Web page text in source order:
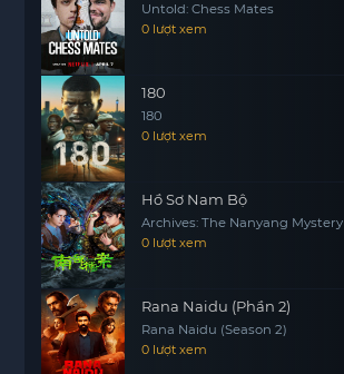
Untold: Chess Mates
0 lượt xem
180
180
0 lượt xem
Hồ Sơ Nam Bộ
Archives: The Nanyang Mystery
0 lượt xem
Rana Naidu (Phần 2)
Rana Naidu (Season 2)
0 lượt xem